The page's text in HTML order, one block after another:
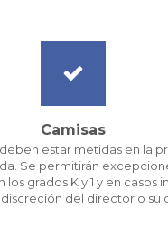
Camisas
deben estar metidas en la
Se permitirán
los grados K ​​y 1 y en casos
del director o su